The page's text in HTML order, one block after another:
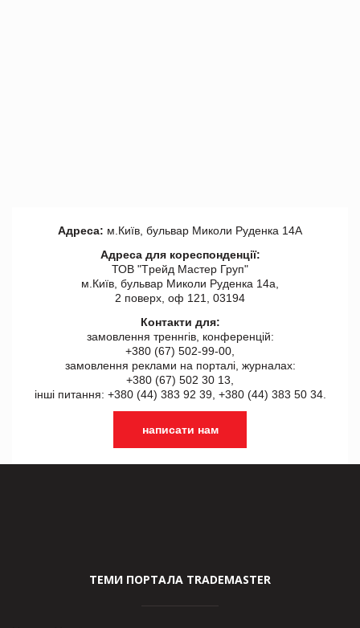
Адреса: м.Київ, бульвар Миколи Руденка 14А
Адреса для кореспонденції:
ТОВ "Tрейд Мастер Груп"
м.Київ, бульвар Миколи Руденка 14а,
2 поверх, оф 121, 03194
Контакти для:
замовлення треннгів, конференцій:
+380 (67) 502-99-00,
замовлення реклами на порталі, журналах:
+380 (67) 502 30 13,
інші питання: +380 (44) 383 92 39, +380 (44) 383 50 34.
написати нам
ТЕМИ ПОРТАЛА TRADEMASTER